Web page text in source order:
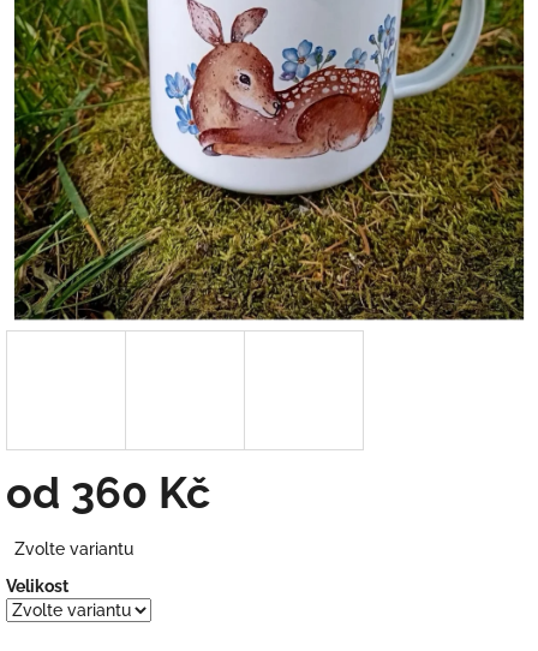
od 360 Kč
cena:
Zvolte variantu
Velikost